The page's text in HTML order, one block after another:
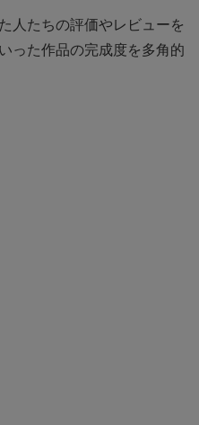
人たちの評価やレビューを
った作品の完成度を多角的